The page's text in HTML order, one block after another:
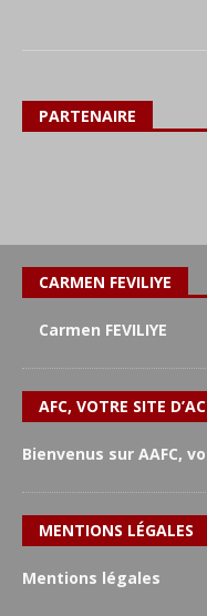
PARTENAIRE
CARMEN FEVILIYE
Carmen FEVILIYE
AFC, VOTRE SITE
Bienvenus sur AAFC,
MENTIONS LÉGALES
Mentions légales